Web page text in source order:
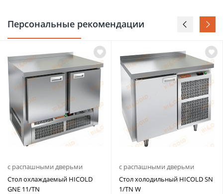
Персональные рекомендации
с распашными дверьми
Стол охлаждаемый HICOLD
GNE 11/TN
с распашными дверьми
Стол холодильный HICOLD SN
1/TN W